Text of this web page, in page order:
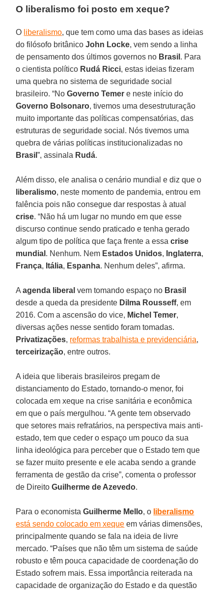
O liberalismo foi posto em xeque?
O liberalismo, que tem como uma das bases as ideias
do filósofo britânicoJohn Locke, vem sendo a linha
de pensamento dos últimos governos no Brasil . Para
o cientista político Rudá Ricci, estas ideias fizeram
uma quebra no sistema de seguridade social
brasileiro. “NoGoverno Temer e neste início do
Governo Bolsonaro, tivemos uma desestruturação
muito importante das políticas compensatórias, das
estruturas de seguridade social. Nós tivemos uma
quebra de várias políticas institucionalizadas no
Brasil”, assinala Rudá.
Além disso, ele analisa o cenário mundial e diz que o
liberalismo, neste momento de pandemia, entrou em
falência pois não consegue dar respostas à atual
crise. “Não há um lugar no mundo em que esse
discurso continue sendo praticado e tenha gerado
algum tipo de política que faça frente a essacrise
mundial . Nenhum. Nem Estados Unidos, Inglaterra,
França, Itália, Espanha. Nenhum deles”, afirma.
Aagenda liberal vem tomando espaço no Brasil
desde a queda da presidente Dilma Rousseff, em
2016. Com a ascensão do vice, Michel Temer,
diversas ações nesse sentido foram tomadas.
Privatizações, reformas trabalhista e previdenciária,
terceirização, entre outros.
A ideia que liberais brasileiros pregam de
distanciamento do Estado, tornando-o menor, foi
colocada em xeque na crise sanitária e econômica
em que o país mergulhou. “A gente tem observado
que setores mais refratários, na perspectiva mais anti-
estado, tem que ceder o espaço um pouco da sua
linha ideológica para perceber que o Estado tem que
se fazer muito presente e ele acaba sendo a grande
ferramenta de gestão da crise”, comenta o professor
de DireitoGuilherme de Azevedo.
Para o economista Guilherme Mello, o liberalismo
está sendo colocado em xeque em várias dimensões,
principalmente quando se fala na ideia de livre
mercado. “Países que não têm um sistema de saúde
robusto e têm pouca capacidade de coordenação do
Estado sofrem mais. Essa importância reiterada na
capacidade de organização do Estado e da questão